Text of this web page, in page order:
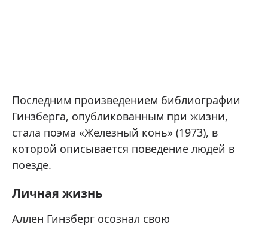
Последним произведением библиографии
Гинзберга, опубликованным при жизни,
стала поэма «Железный конь» (1973), в
которой описывается поведение людей в
поезде.
Личная жизнь
Аллен Гинзберг осознал свою